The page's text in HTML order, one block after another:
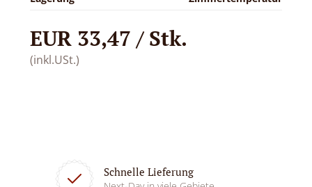
EUR 33,47 / Stk.
(inkl.USt.)
Schnelle Lieferung